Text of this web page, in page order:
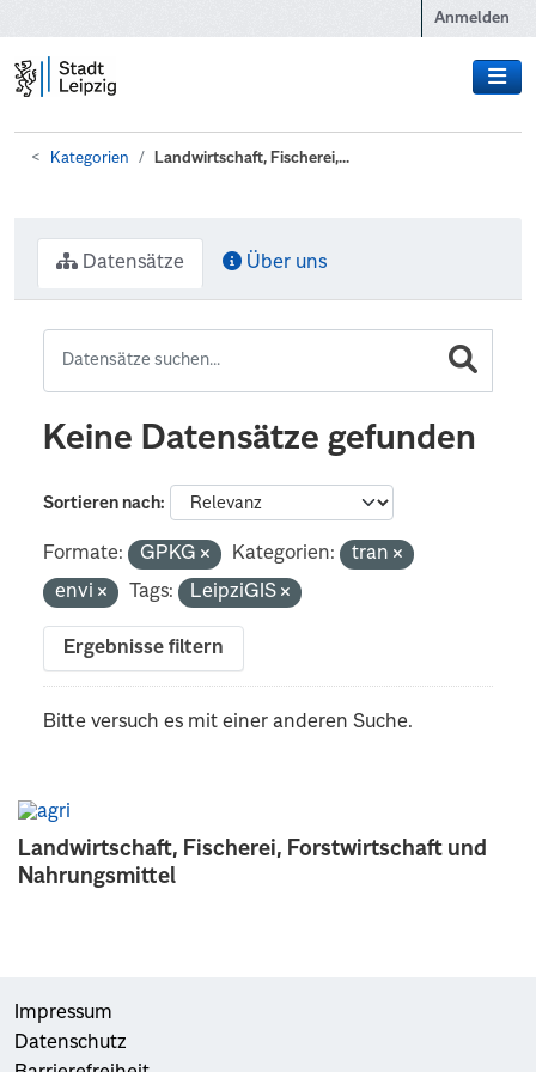
Anmelden
Kategorien Landwirtschaft, Fischerei,...
Landwirtschaft, Fischerei, Forstwirtschaft und
Nahrungsmittel
Datensätze Über uns
Keine Datensätze gefunden
Sortieren nach
Formate: GPKG Kategorien:
tran
envi
Tags: LeipziGIS
Ergebnisse filtern
Bitte versuch es mit einer anderen Suche.
Impressum
Datenschutz